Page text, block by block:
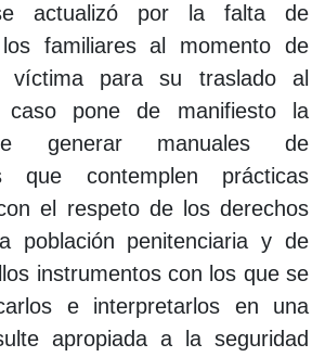
actualizó por la falta de
familiares al momento de
para su traslado al
caso pone de manifiesto la
generar manuales de
que contemplen prácticas
el respeto de los derechos
población penitenciaria y de
instrumentos con los que se
e interpretarlos en una
apropiada a la seguridad